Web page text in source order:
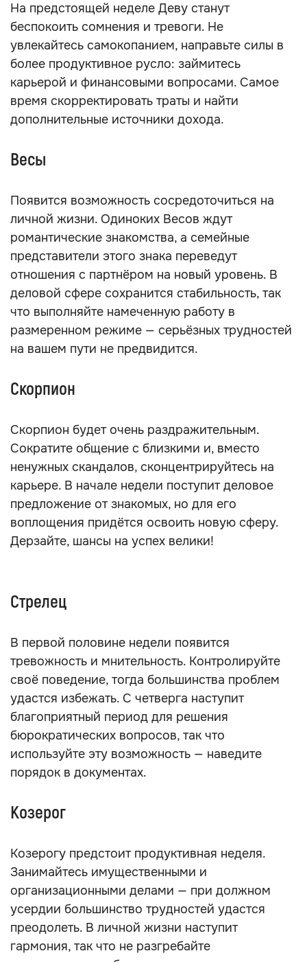
На предстоящей неделе Деву станут
беспокоить сомнения и тревоги. Не
увлекайтесь самокопанием, направьте силы в
более продуктивное русло: займитесь
карьерой и финансовыми вопросами. Самое
время скорректировать траты и найти
дополнительные источники дохода.
Весы
Появится возможность сосредоточиться на
личной жизни. Одиноких Весов ждут
романтические знакомства, а семейные
представители этого знака переведут
отношения с партнёром на новый уровень. В
деловой сфере сохранится стабильность, так
что выполняйте намеченную работу в
размеренном режиме — серьёзных трудностей
на вашем пути не предвидится.
Скорпион
Скорпион будет очень раздражительным.
Сократите общение с близкими и, вместо
ненужных скандалов, сконцентрируйтесь на
карьере. В начале недели поступит деловое
предложение от знакомых, но для его
воплощения придётся освоить новую сферу.
Дерзайте, шансы на успех велики!
Стрелец
В первой половине недели появится
тревожность и мнительность. Контролируйте
своё поведение, тогда большинства проблем
удастся избежать. С четверга наступит
благоприятный период для решения
бюрократических вопросов, так что
используйте эту возможность — наведите
порядок в документах.
Козерог
Козерогу предстоит продуктивная неделя.
Занимайтесь имущественными и
организационными делами — при должном
усердии большинство трудностей удастся
преодолеть. В личной жизни наступит
гармония, так что не разгребайте